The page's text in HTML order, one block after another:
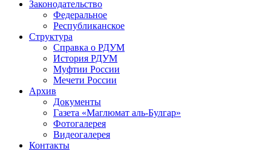
Законодательство
Федеральное
Республиканское
Структура
Справка о РДУМ
История РДУМ
Муфтии России
Мечети России
Архив
Документы
Газета «Маглюмат аль-Булгар»
Фотогалерея
Видеогалерея
Контакты